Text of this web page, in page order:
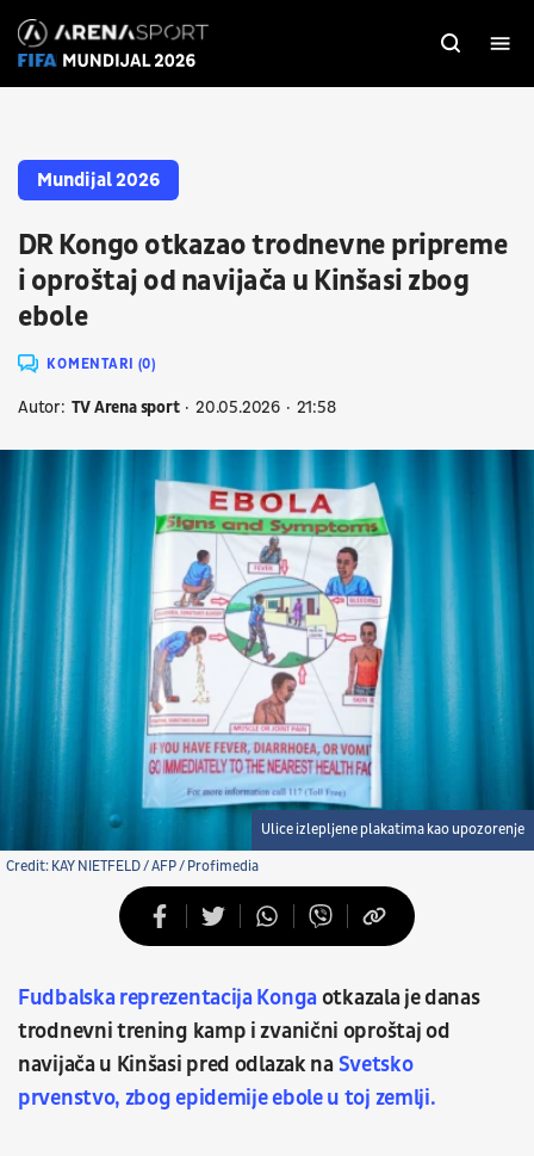
Mundijal 2026
DR Kongo otkazao trodnevne pripreme
i oproštaj od navijača u Kinšasi zbog
ebole
KOMENTARI (0)
Autor: TV Arena sport 20.05.2026 21:58
Credit: KAY NIETFELD / AFP / Profimedia
Ulice izlepljene plakatima kao upozorenje
Fudbalska reprezentacija Kongaotkazala je danas
trodnevni trening kamp i zvanični oproštaj od
navijača u Kinšasi pred odlazak naSvetsko
prvenstvo, zbog epidemije ebole u toj zemlji.